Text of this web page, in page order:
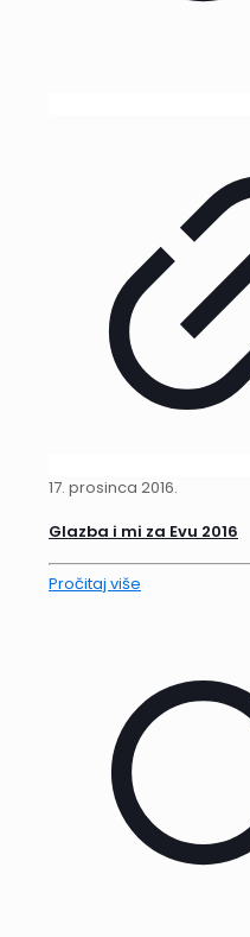
17. prosinca 2016.
Glazba i mi za Evu 2016
Pročitaj više